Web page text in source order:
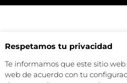
Respetamos tu privacidad
Te informamos que este sitio
web de acuerdo con tu